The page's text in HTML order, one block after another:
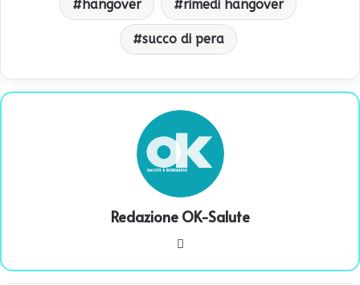
hangover rimedi hangover
succo di pera
Redazione OK-Salute